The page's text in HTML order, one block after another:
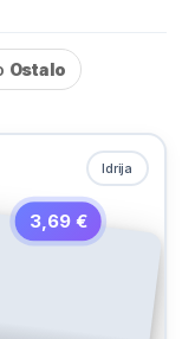
Ostalo
Idrija
3,69 €